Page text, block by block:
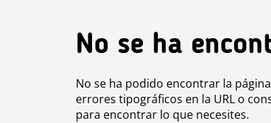
No se ha
No se ha podido encontrar la
errores tipográficos en la URL o
para encontrar lo que necesites.